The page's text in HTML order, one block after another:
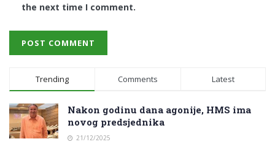
the next time I comment.
Trending Comments Latest
Nakon godinu dana agonije, HMS ima
novog predsjednika
21/12/2025